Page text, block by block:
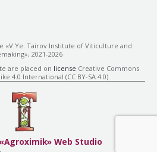
«V.Ye. Tairov Institute of Viticulture and
2021-2026
are placed on license Creative Commons
4.0 International (CC BY-SA 4.0)
Web Studio